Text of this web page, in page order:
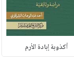
أكذوبة إبادة الأرم